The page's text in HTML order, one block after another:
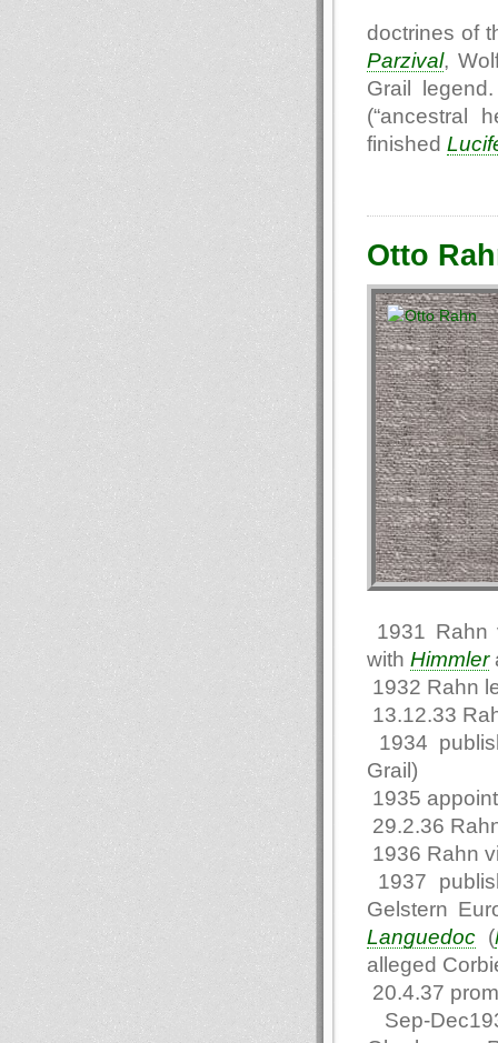
doctrines of
Parzival,
Grail
(“ancestral
finished
Otto
1931 Rahn
with Himmler
1932 Rahn
13.12.33
1934
Grail)
1935
29.2.36
1936 Rahn
1937
Gelstern
Languedoc (
alleged
20.4.37
Sep-